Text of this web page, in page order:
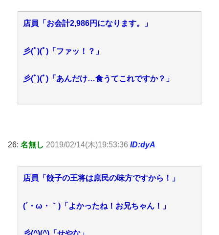
店員「お会計2,986円になります。」
彡(ﾟ)(ﾟ)「ファッ！？」
彡(ﾟ)(ﾟ)「あんだけ…食うてこれですか？」
26: 名無し 2019/02/14(木)19:53:36 ID:dyA
店員「餃子の王将は庶民の味方ですから！」
(´・ω・｀)「よかったね！お兄ちゃん！」